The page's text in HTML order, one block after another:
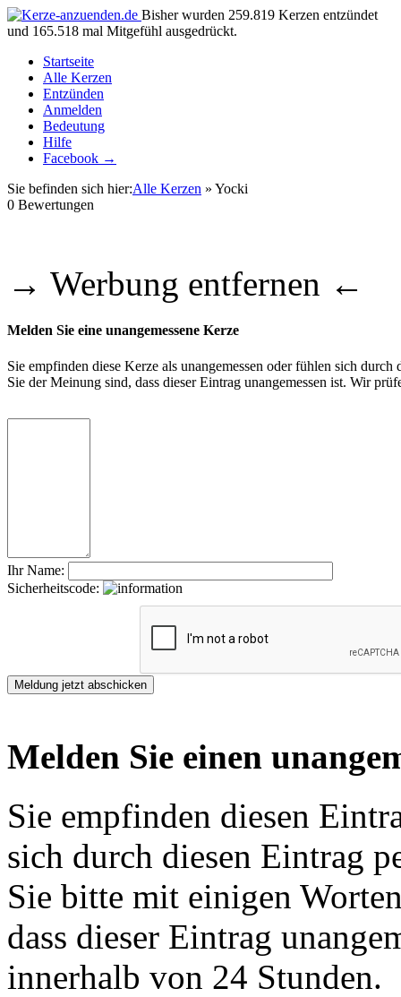
Bisher wurden 259.819 Kerzen entzündet
und 165.518 mal Mitgefühl ausgedrückt.
Startseite
Alle Kerzen
Entzünden
Anmelden
Bedeutung
Hilfe
Facebook →
Sie befinden sich hier:Alle Kerzen » Yocki
0 Bewertungen
→ Werbung entfernen ←
Melden Sie eine unangemessene Kerze
Sie empfinden diese Kerze als unangemessen oder fühlen sich
Sie der Meinung sind, dass dieser Eintrag unangemessen ist. Wir
Ihr Name:
Sicherheitscode:
Melden Sie einen
Sie empfinden diesen
sich durch diesen Eintrag
Sie bitte mit einigen
dass dieser Eintrag
innerhalb von 24 Stunden.